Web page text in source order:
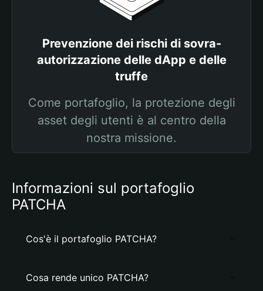
Prevenzione dei rischi di sovra-
autorizzazione delle dApp e delle
truffe
Come portafoglio, la protezione degli
asset degli utenti è al centro della
nostra missione.
Informazioni sul portafoglio
PATCHA
Cos'è il portafoglio PATCHA?
Cosa rende unico PATCHA?